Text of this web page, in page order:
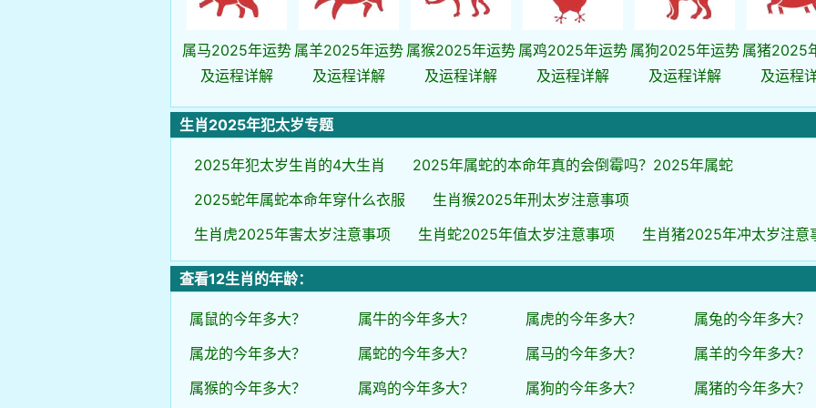
属马2025年运势
及运程详解
属羊2025年运势
及运程详解
属猴2025年运势
及运程详解
属鸡2025年运势
及运程详解
属狗2025年运势
及运程详解
属猪2025
及运程
生肖2025年犯太岁专题
2025年犯太岁生肖的4大生肖
2025年属蛇的本命年真的会倒霉吗？2025年属蛇
2025蛇年属蛇本命年穿什么衣服
生肖猴2025年刑太岁注意事项
生肖虎2025年害太岁注意事项
生肖蛇2025年值太岁注意事项 生肖猪2025年冲太岁注意
查看12生肖的年龄：
属鼠的今年多大？ 属牛的今年多大？ 属虎的今年多大？
属兔的今年多大？
属龙的今年多大？
属蛇的今年多大？ 属马的今年多大？
属羊的今年多大？
属猴的今年多大？
属鸡的今年多大？ 属狗的今年多大？ 属猪的今年多大？